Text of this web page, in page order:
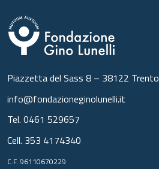
Piazzetta del Sass 8 – 38122 Trento
info@fondazioneginolunelli.it
Tel. 0461 529657
Cell. 353 4174340
C.F. 96110670229